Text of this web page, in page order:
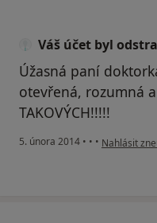
Váš účet byl
Úžasná paní
otevřená, rozumná
TAKOVÝCH!!!!!
5. února 2014 • • • podle
Nahlásit